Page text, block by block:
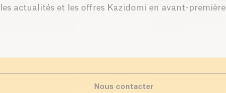
les actualités et les offres Kazidomi en avant-première
Nous contacter